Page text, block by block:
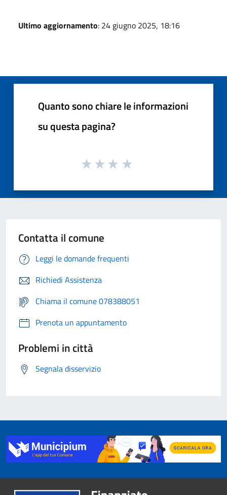
Ultimo aggiornamento: 24 giugno 2025, 18:16
Quanto sono chiare le informazioni
su questa pagina?
Contatta il comune
Leggi le domande frequenti
Richiedi Assistenza
Chiama il comune 078388051
Prenota un appuntamento
Problemi in città
Segnala disservizio